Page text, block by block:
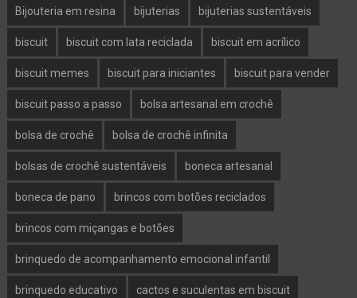
Bijouteria em resina bijuterias bijuterias sustentáveis
biscuit biscuit com lata reciclada biscuit em acrílico
biscuit memes biscuit para iniciantes biscuit para vender
biscuit passo a passo bolsa artesanal em crochê
bolsa de crochê bolsa de crochê infinita
bolsas de crochê sustentáveis boneca artesanal
boneca de pano brincos com botões reciclados
brincos com miçangas e botões
brinquedo de acompanhamento emocional infantil
brinquedo educativo cactos e suculentas em biscuit